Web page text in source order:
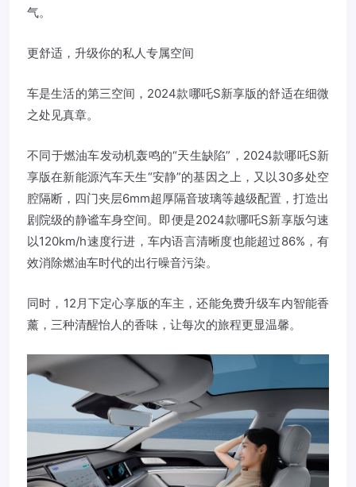
气。
更舒适，升级你的私人专属空间
车是生活的第三空间，2024款哪吒S新享版的舒适在细微
之处见真章。
不同于燃油车发动机轰鸣的“天生缺陷”，2024款哪吒S新
享版在新能源汽车天生“安静”的基因之上，又以30多处空
腔隔断，四门夹层6mm超厚隔音玻璃等越级配置，打造出
剧院级的静谧车身空间。即便是2024款哪吒S新享版匀速
以120km/h速度行进，车内语言清晰度也能超过86%，有
效消除燃油车时代的出行噪音污染。
同时，12月下定心享版的车主，还能免费升级车内智能香
薰，三种清醒怡人的香味，让每次的旅程更显温馨。